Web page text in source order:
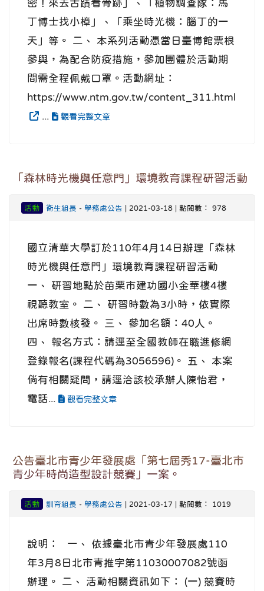
密！來去古蹟看骨跡」、「植物調查隊：馬
丁博士找小樟」、「乘坐時光機：腦丁的一
天」等。 二、 本系列活動憑當日臺博館票根
參與，為配合防疫措施，參加團體於活動期
間需全程佩戴口罩。活動網址：
https://www.ntm.gov.tw/content_311.html
...
觀看完整文章
「森林時光機與任意門」環境教育課程研習活動
活動 衛生組長 - 學務處公告 | 2021-03-18 | 點閱數： 978
國立清華大學訂於110年4月14日辦理「森林
時光機與任意門」環境教育課程研習活動
一、 研習地點於苗栗市建功國小金華樓4樓
視聽教室。 二、 研習時數為3小時，依實際
出席時數核發。 三、 參加名額：40人。
四、 報名方式：請逕至全國教師在職進修網
登錄報名(課程代碼為3056596)。 五、 本案
倘有相關疑問，請逕洽該校承辦人陳怡君，
電話...
觀看完整文章
公告臺北市青少年發展處「第七屆秀17-臺北市
青少年時尚造型設計競賽」一案。
活動 訓育組長 - 學務處公告 | 2021-03-17 | 點閱數： 1019
說明： 一、 依據臺北市青少年發展處110
年3月8日北市青推字第11030007082號函
辦理。 二、 活動相關資訊如下： (一) 競賽時